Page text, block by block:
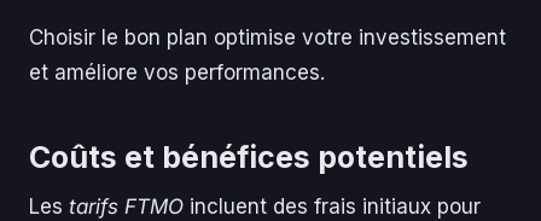
Choisir le bon plan optimise votre investissement
et améliore vos performances.
Coûts et bénéfices potentiels
Les tarifs FTMO incluent des frais initiaux pour